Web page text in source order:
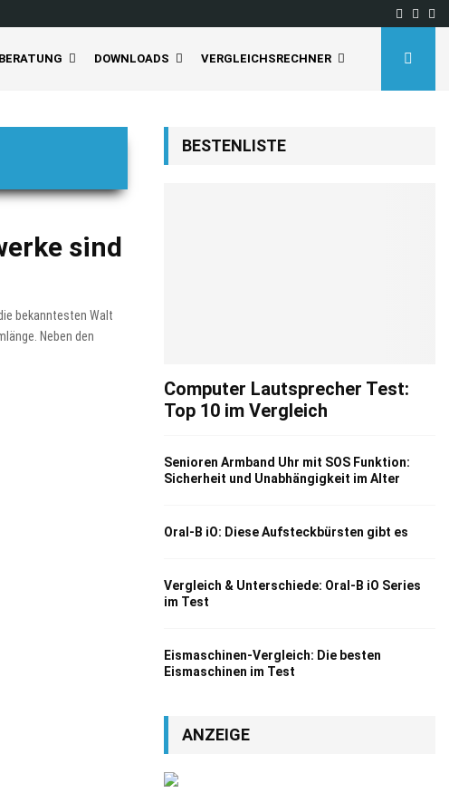
DOWNLOADS VERGLEICHSRECHNER
sind
bekanntesten Walt
Neben den
BESTENLISTE
Computer Lautsprecher Test:
Top 10 im Vergleich
Senioren Armband Uhr mit SOS Funktion:
Sicherheit und Unabhängigkeit im Alter
Oral-B iO: Diese Aufsteckbürsten gibt es
Vergleich & Unterschiede: Oral-B iO Series
im Test
Eismaschinen-Vergleich: Die besten
Eismaschinen im Test
ANZEIGE